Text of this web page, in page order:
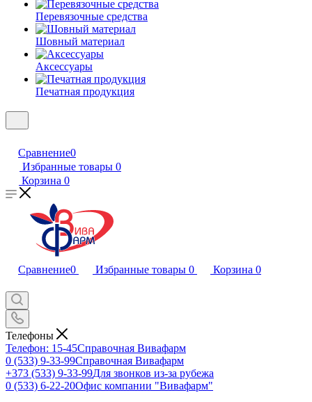
Перевязочные средства
Шовный материал
Аксессуары
Печатная продукция
Сравнение0
Избранные товары 0
Корзина 0
Сравнение0 Избранные товары 0 Корзина 0
Телефоны
Телефон: 15-45Справочная Вивафарм
0 (533) 9-33-99Справочная Вивафарм
+373 (533) 9-33-99Для звонков из-за рубежа
0 (533) 6-22-20Офис компании "Вивафарм"